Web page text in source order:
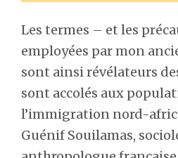
Les termes – et les
employées par mon
sont ainsi révélateurs
sont accolés aux
l’immigration nord-
Guénif Souilamas,